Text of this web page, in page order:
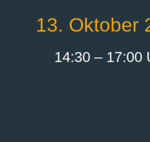
13. Oktober
14:30 – 17:00